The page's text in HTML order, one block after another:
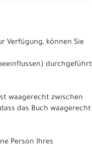
Verfügung, können Sie
durchgeführt
waagerecht zwischen
das Buch waagerecht
Person Ihres